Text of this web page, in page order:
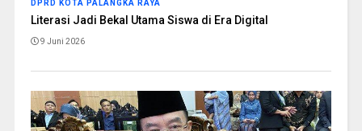
DPRD KOTA PALANGKA RAYA
Literasi Jadi Bekal Utama Siswa di Era Digital
9 Juni 2026